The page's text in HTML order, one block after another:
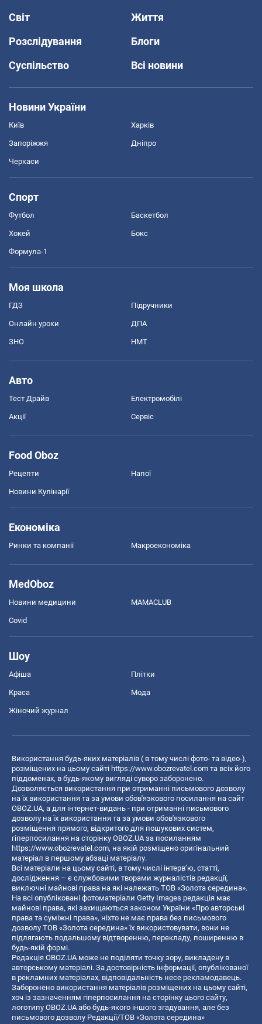
Світ
Життя
Розслідування
Блоги
Суспільство
Всі новини
Новини України
Київ Харків
Запоріжжя Дніпро
Черкаси
Спорт
Футбол Баскетбол
Хокей Бокс
Формула-1
Моя школа
ГДЗ Підручники
Онлайн уроки ДПА
ЗНО НМТ
Авто
Тест Драйв Електромобілі
Акції Сервіс
Food Oboz
Рецепти Напої
Новини Кулінарії
Економіка
Ринки та компанії Макроекономіка
MedOboz
Новини медицини MAMACLUB
Covid
Шоу
Афіша Плітки
Краса Мода
Жіночий журнал
Використання будь-яких матеріалів ( в тому числі фото- та відео-),
розміщених на цьому сайті https://www.obozrevatel.com та всіх його
піддоменах, в будь-якому вигляді суворо заборонено.
Дозволяється використання при отриманні письмового дозволу
на їх використання та за умови обов'язкового посилання на сайт
OBOZ.UA, а для інтернет-видань - при отриманні письмового
дозволу на їх використання та за умови обов'язкового
розміщення прямого, відкритого для пошукових систем,
гіперпосилання на сторінку OBOZ.UA за посиланням
https://www.obozrevatel.com, на якій розміщено оригінальний
матеріал в першому абзаці матеріалу.
Всі матеріали на цьому сайті, в тому числі інтерв’ю, статті,
дослідження – є службовими творами журналістів редакції,
виключні майнові права на які належать ТОВ «Золота середина».
На всі опубліковані фотоматеріали Getty Images редакція має
майнові права, які захищаються законом України «Про авторські
права та суміжні права», ніхто не має права без письмового
дозволу ТОВ «Золота середина» їх використовувати, вони не
підлягають подальшому відтворенню, перекладу, поширенню в
будь-якій формі.
Редакція OBOZ.UA може не поділяти точку зору, викладену в
авторському матеріалі. За достовірність інформації, опублікованої
в рекламних матеріалах, відповідальність несе рекламодавець.
Заборонено використання матеріалів розміщених на цьому сайті,
хоч із зазначенням гіперпосилання на сторінку цього сайту,
логотипу OBOZ.UA або будь-якого іншого згадування, але без
письмового дозволу Редакції/ТОВ «Золота середина»